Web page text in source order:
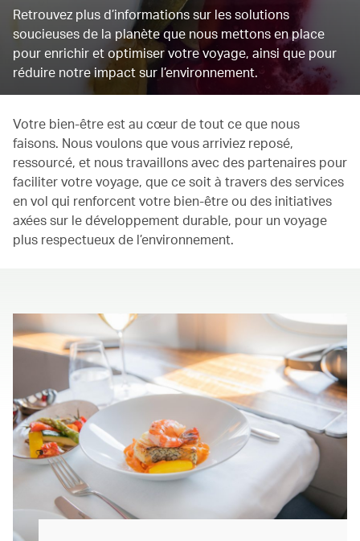
Retrouvez plus d’informations sur les solutions
soucieuses de la planète que nous mettons en place
pour enrichir et optimiser votre voyage, ainsi que pour
réduire notre impact sur l’environnement.
Votre bien-être est au cœur de tout ce que nous
faisons. Nous voulons que vous arriviez reposé,
ressourcé, et nous travaillons avec des partenaires pour
faciliter votre voyage, que ce soit à travers des services
en vol qui renforcent votre bien-être ou des initiatives
axées sur le développement durable, pour un voyage
plus respectueux de l’environnement.